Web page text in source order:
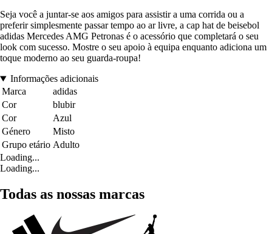
Seja você a juntar-se aos amigos para assistir a uma corrida ou a
preferir simplesmente passar tempo ao ar livre, a cap hat de beisebol
adidas Mercedes AMG Petronas é o acessório que completará o seu
look com sucesso. Mostre o seu apoio à equipa enquanto adiciona um
toque moderno ao seu guarda-roupa!
Informações adicionais
Marca
adidas
Cor
blubir
Cor
Azul
Género
Misto
Grupo etário Adulto
Loading...
Loading...
Todas as nossas marcas